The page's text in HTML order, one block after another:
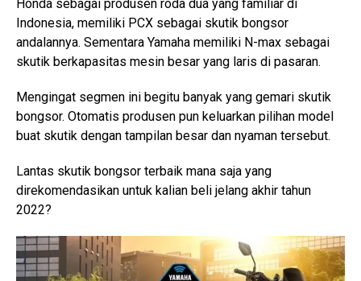
Honda sebagai produsen roda dua yang familiar di
Indonesia, memiliki PCX sebagai skutik bongsor
andalannya. Sementara Yamaha memiliki N-max sebagai
skutik berkapasitas mesin besar yang laris di pasaran.
Mengingat segmen ini begitu banyak yang gemari skutik
bongsor. Otomatis produsen pun keluarkan pilihan model
buat skutik dengan tampilan besar dan nyaman tersebut.
Lantas skutik bongsor terbaik mana saja yang
direkomendasikan untuk kalian beli jelang akhir tahun
2022?